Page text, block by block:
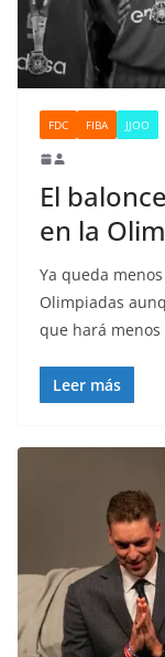
FDC FIBA JJOO
El
en la
Ya queda
Olimpiadas
que hará menos
Leer más